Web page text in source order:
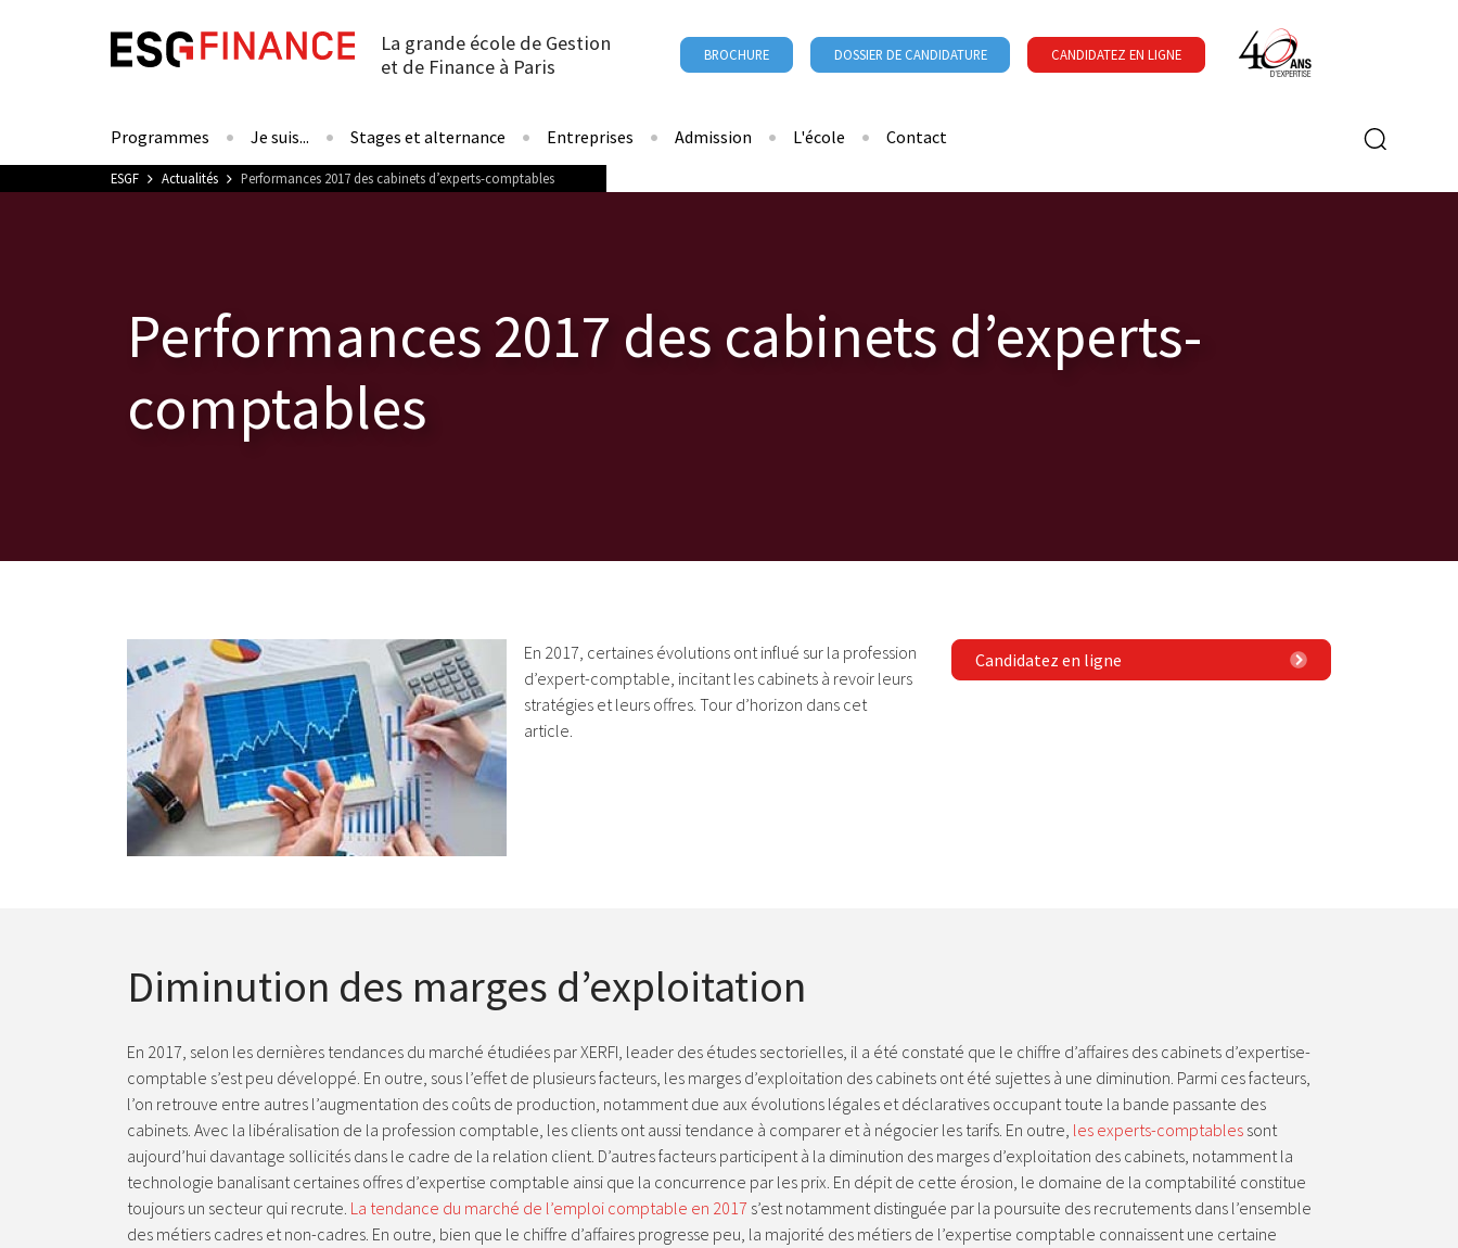
Performances 2017 des cabinets d’experts-
comptables
En 2017, certaines évolutions ont influé sur la profession
d’expert-comptable, incitant les cabinets à revoir leurs
stratégies et leurs offres. Tour d’horizon dans cet
article.
Candidatez en ligne
Diminution des marges d’exploitation
En 2017, selon les dernières tendances du marché étudiées par XERFI, leader des études sectorielles, il a été constaté que le chiffre d’affaires des cabinets d’expertise-
comptable s’est peu développé. En outre, sous l’effet de plusieurs facteurs, les marges d’exploitation des cabinets ont été sujettes à une diminution. Parmi ces facteurs,
l’on retrouve entre autres l’augmentation des coûts de production, notamment due aux évolutions légales et déclaratives occupant toute la bande passante des
cabinets. Avec la libéralisation de la profession comptable, les clients ont aussi tendance à comparer et à négocier les tarifs. En outre, les experts-comptables sont
aujourd’hui davantage sollicités dans le cadre de la relation client. D’autres facteurs participent à la diminution des marges d’exploitation des cabinets, notamment la
technologie banalisant certaines offres d’expertise comptable ainsi que la concurrence par les prix. En dépit de cette érosion, le domaine de la comptabilité constitue
toujours un secteur qui recrute. La tendance du marché de l’emploi comptable en 2017 s’est notamment distinguée par la poursuite des recrutements dans l’ensemble
des métiers cadres et non-cadres. En outre, bien que le chiffre d’affaires progresse peu, la majorité des métiers de l’expertise comptable connaissent une certaine
La grande école de Gestion
et de Finance à Paris
BROCHURE DOSSIER DE CANDIDATURE CANDIDATEZ EN LIGNE
Programmes Je suis... Stages et alternance Entreprises Admission L'école Contact
Formulaire de recherche
Vous êtes ici
ESGF Actualités Performances 2017 des cabinets d’experts-comptables